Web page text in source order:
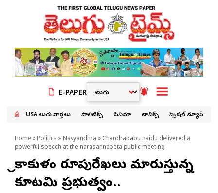
E-PAPER
USA తెలుగు వార్తలు పాలిటిక్స్ సినిమా టాపిక్స్ స్పెషల్ న్యూస్
Home » Politics » Navyandhra » Chandrababu naidu delivered a
powerful speech at the narasannapeta public meeting
శ్రీకాకుళం రూపురేఖలు మారుస్తున్న
కూటమి ప్రభుత్వం..